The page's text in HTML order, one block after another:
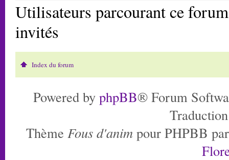
Utilisateurs parcourant ce
invités
Index du forum
Powered by phpBB® Forum
Thème Fous d'anim pour PHPBB